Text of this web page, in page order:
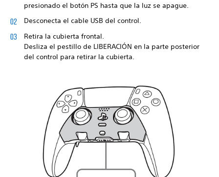
presionado el botón PS hasta que la luz se apague.
Desconecta el cable USB del control.
Retira la cubierta frontal.
Desliza el pestillo de LIBERACIÓN en la parte posterior
del control para retirar la cubierta.